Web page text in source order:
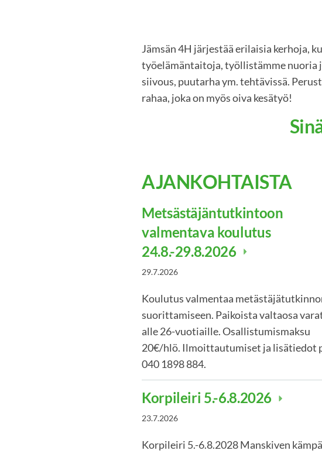
Jämsän 4H järjestää erilaisia kerhoja,
työelämäntaitoja, työllistämme nuoria
siivous, puutarha ym. tehtävissä.
rahaa, joka on myös oiva kesätyö!
AJANKOHTAISTA
Metsästäjäntutkintoon
valmentava koulutus
24.8.-29.8.2026
29.7.2026
Koulutus valmentaa
suorittamiseen. Paikoista valtaosa
alle 26-vuotiaille. Osallistumismaksu
20€/hlö. Ilmoittautumiset ja lisätiedot
040 1898 884.
Korpileiri 5.-6.8.2026
23.7.2026
Korpileiri 5.-6.8.2028 Manskiven